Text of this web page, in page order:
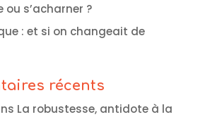
ou s’acharner ?
: et si on changeait de
récents
La robustesse, antidote à la